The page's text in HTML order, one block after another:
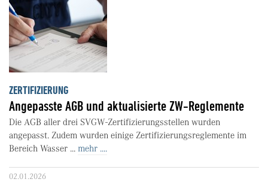
ZERTIFIZIERUNG
Angepasste AGB und aktualisierte ZW-Reglemente
Die AGB aller drei SVGW-Zertifizierungsstellen wurden
angepasst. Zudem wurden einige Zertifizierungsreglemente im
Bereich Wasser ... mehr ....
02.01.2026